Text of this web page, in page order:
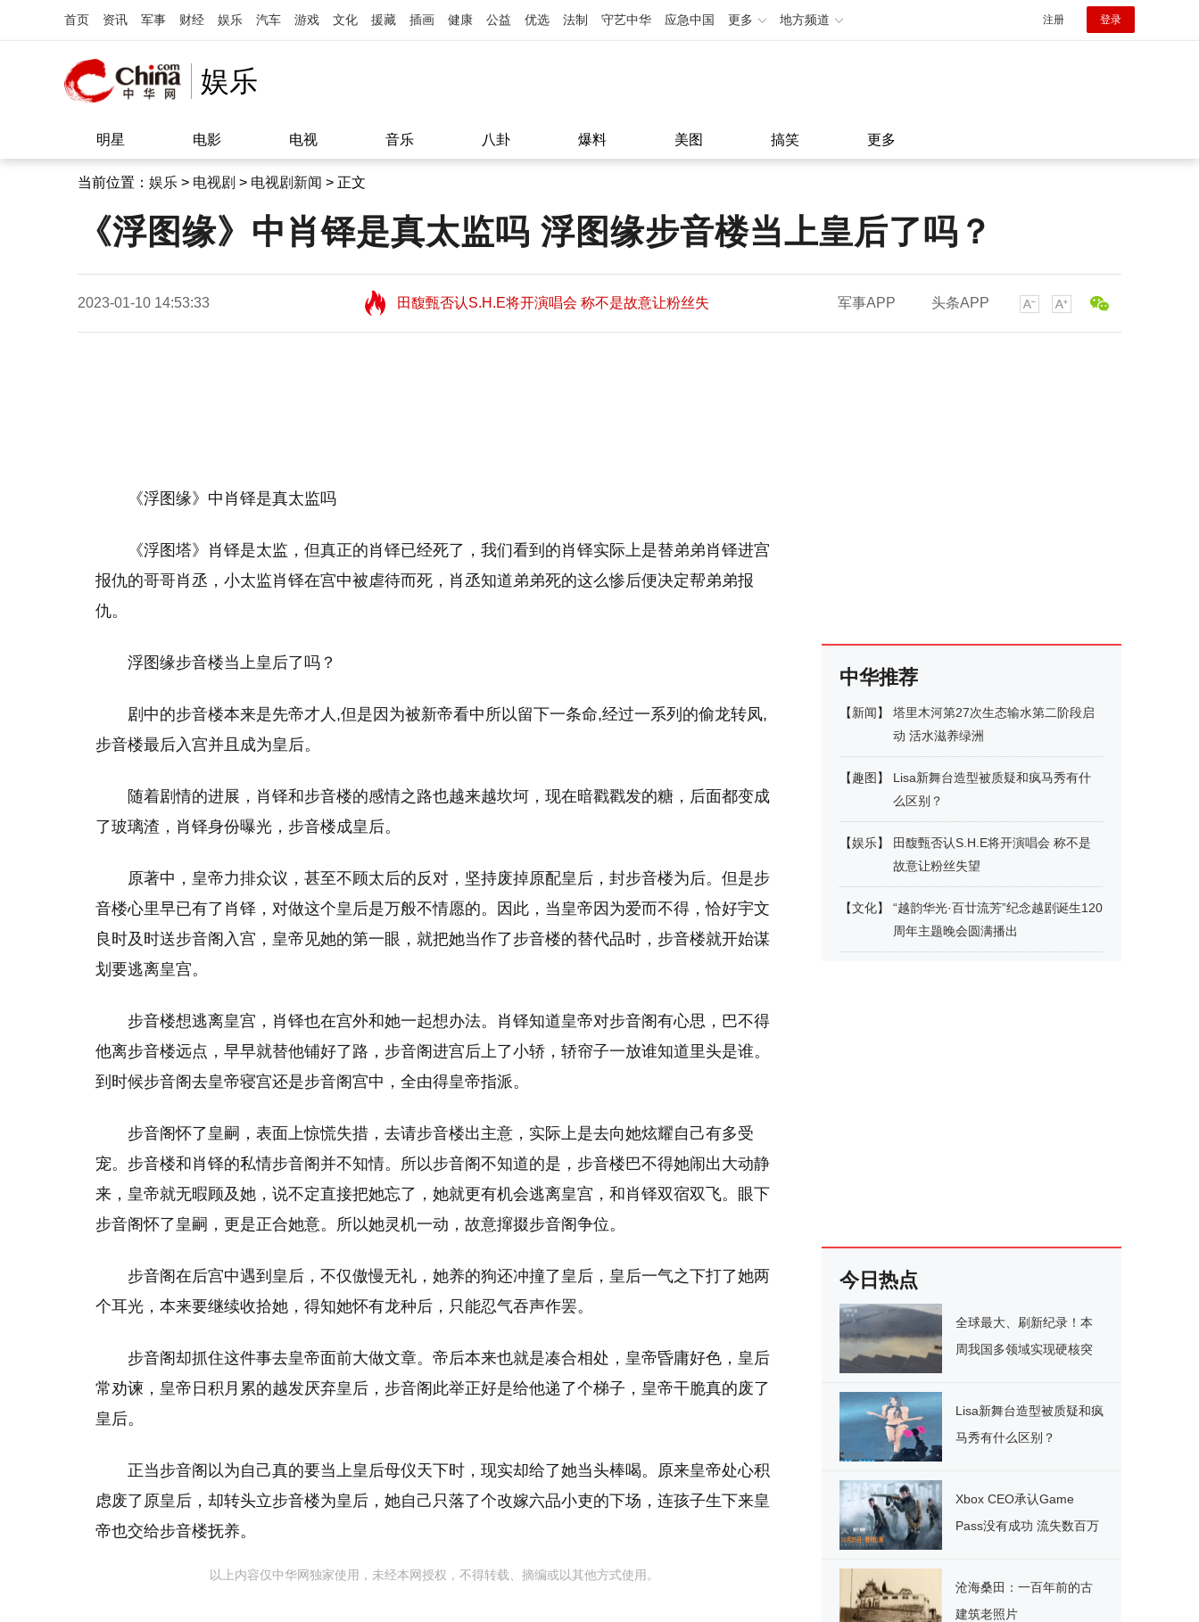
首页 资讯 军事 财经 娱乐 汽车 游戏 文化 援藏 插画 健康 公益 优选 法制 守艺中华 应急中国 更多 地方频道 注册 登录
娱乐
明星 电影 电视 音乐 八卦 爆料 美图 搞笑 更多
当前位置： 娱乐 > 电视剧 > 电视剧新闻 > 正文
《浮图缘》中肖铎是真太监吗 浮图缘步音楼当上皇后了吗？
2023-01-10 14:53:33
望11:08
田馥甄否认S.H.E将开演唱会 称不是故意让粉丝失
望11:08
军事APP 头条APP
《浮图缘》中肖铎是真太监吗
《浮图塔》肖铎是太监，但真正的肖铎已经死了，我们看到的肖铎实际上是替弟弟肖铎进宫
报仇的哥哥肖丞，小太监肖铎在宫中被虐待而死，肖丞知道弟弟死的这么惨后便决定帮弟弟报
仇。
浮图缘步音楼当上皇后了吗？
剧中的步音楼本来是先帝才人,但是因为被新帝看中所以留下一条命,经过一系列的偷龙转凤,
步音楼最后入宫并且成为皇后。
随着剧情的进展，肖铎和步音楼的感情之路也越来越坎坷，现在暗戳戳发的糖，后面都变成
了玻璃渣，肖铎身份曝光，步音楼成皇后。
原著中，皇帝力排众议，甚至不顾太后的反对，坚持废掉原配皇后，封步音楼为后。但是步
音楼心里早已有了肖铎，对做这个皇后是万般不情愿的。因此，当皇帝因为爱而不得，恰好宇文
良时及时送步音阁入宫，皇帝见她的第一眼，就把她当作了步音楼的替代品时，步音楼就开始谋
划要逃离皇宫。
步音楼想逃离皇宫，肖铎也在宫外和她一起想办法。肖铎知道皇帝对步音阁有心思，巴不得
他离步音楼远点，早早就替他铺好了路，步音阁进宫后上了小轿，轿帘子一放谁知道里头是谁。
到时候步音阁去皇帝寝宫还是步音阁宫中，全由得皇帝指派。
步音阁怀了皇嗣，表面上惊慌失措，去请步音楼出主意，实际上是去向她炫耀自己有多受
宠。步音楼和肖铎的私情步音阁并不知情。所以步音阁不知道的是，步音楼巴不得她闹出大动静
来，皇帝就无暇顾及她，说不定直接把她忘了，她就更有机会逃离皇宫，和肖铎双宿双飞。眼下
步音阁怀了皇嗣，更是正合她意。所以她灵机一动，故意撺掇步音阁争位。
步音阁在后宫中遇到皇后，不仅傲慢无礼，她养的狗还冲撞了皇后，皇后一气之下打了她两
个耳光，本来要继续收拾她，得知她怀有龙种后，只能忍气吞声作罢。
步音阁却抓住这件事去皇帝面前大做文章。帝后本来也就是凑合相处，皇帝昏庸好色，皇后
常劝谏，皇帝日积月累的越发厌弃皇后，步音阁此举正好是给他递了个梯子，皇帝干脆真的废了
皇后。
正当步音阁以为自己真的要当上皇后母仪天下时，现实却给了她当头棒喝。原来皇帝处心积
虑废了原皇后，却转头立步音楼为皇后，她自己只落了个改嫁六品小吏的下场，连孩子生下来皇
帝也交给步音楼抚养。
以上内容仅中华网独家使用，未经本网授权，不得转载、摘编或以其他方式使用。
中华推荐
【新闻】
塔里木河第27次生态输水第二阶段启
动 活水滋养绿洲
【趣图 】
Lisa新舞台造型被质疑和疯马秀有什
么区别？
【娱乐】
田馥甄否认S.H.E将开演唱会 称不是
故意让粉丝失望
【文化】
“越韵华光·百廿流芳”纪念越剧诞生120
周年主题晚会圆满播出
今日热点
全球最大、刷新纪录！本
周我国多领域实现硬核突
Lisa新舞台造型被质疑和疯
马秀有什么区别？
Xbox CEO承认Game
Pass没有成功 流失数百万
沧海桑田：一百年前的古
建筑老照片